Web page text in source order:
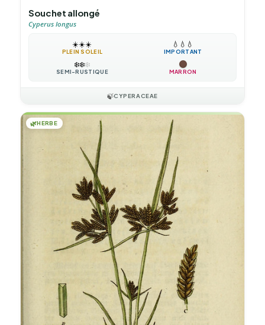
Souchet allongé
Cyperus longus
☀️☀️☀️
PLEIN SOLEIL
💧 💧 💧
IMPORTANT
❄️❄️❄️
SEMI-RUSTIQUE MARRON
🍃CYPERACEAE
🌿HERBE